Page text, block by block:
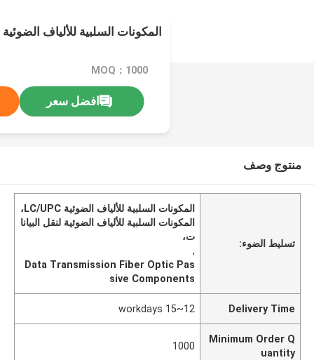
المكونات السلبية للألياف الضوئية LC/UPC لنقل البيانات
MOQ：1000
افضل سعر
منتوج وصف
تسليط الضوء:
المكونات السلبية للألياف الضوئية LC/UPC،
المكونات السلبية للألياف الضوئية لنقل البيانا
ت،
,
Data Transmission Fiber Optic Pas
sive Components
Delivery Time
12~15 workdays
Minimum Order Q
uantity
1000